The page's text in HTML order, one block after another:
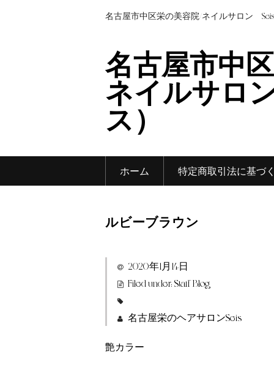
名古屋市中区栄の美容院/ネイルサロン
名古屋市中
ネイルサロ
ス）
ホーム 特定商取引法に基づ
ルビーブラウン
2020年1月14日
Filed under: Staff Blog
名古屋栄のヘアサロンSeis
艶カラー